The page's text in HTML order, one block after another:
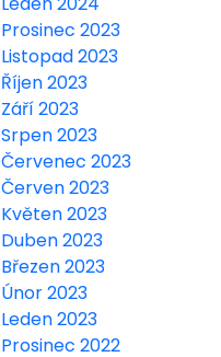
Prosinec 2023
Listopad 2023
Říjen 2023
Září 2023
Srpen 2023
Červenec 2023
Červen 2023
Květen 2023
Duben 2023
Březen 2023
Únor 2023
Leden 2023
Prosinec 2022